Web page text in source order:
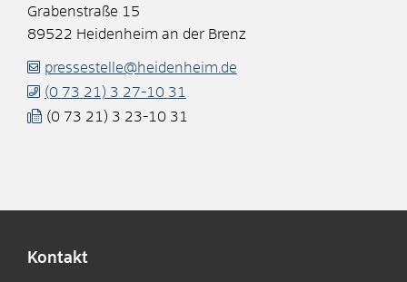
Grabenstraße 15
89522 Heidenheim an der Brenz
pressestelle@heidenheim.de
(0 73 21) 3 27-10 31
(0 73 21) 3 23-10 31
Kontakt